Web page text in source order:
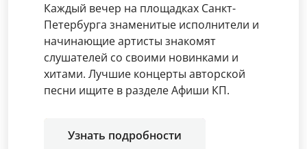
Каждый вечер на площадках Санкт-
Петербурга знаменитые исполнители и
начинающие артисты знакомят
слушателей со своими новинками и
хитами. Лучшие концерты авторской
песни ищите в разделе Афиши КП.
Узнать подробности